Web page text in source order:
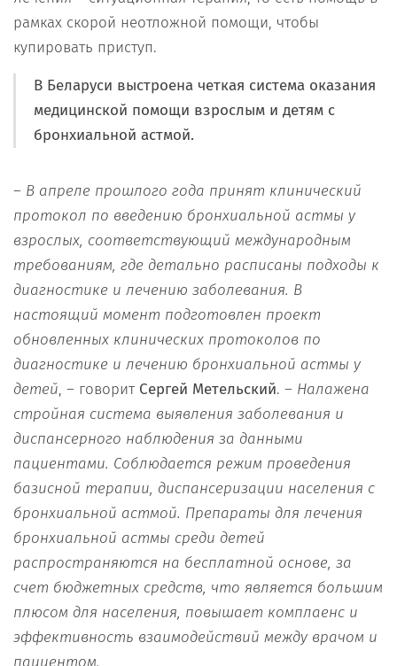
рамках скорой неотложной помощи, чтобы
купировать приступ.
В Беларуси выстроена четкая система оказания
медицинской помощи взрослым и детям с
бронхиальной астмой.
– В апреле прошлого года принят клинический
протокол по введению бронхиальной астмы у
взрослых, соответствующий международным
требованиям, где детально расписаны подходы к
диагностике и лечению заболевания. В
настоящий момент подготовлен проект
обновленных клинических протоколов по
диагностике и лечению бронхиальной астмы у
детей, – говоритСергей Метельский. – Налажена
стройная система выявления заболевания и
диспансерного наблюдения за данными
пациентами. Соблюдается режим проведения
базисной терапии, диспансеризации населения с
бронхиальной астмой. Препараты для лечения
бронхиальной астмы среди детей
распространяются на бесплатной основе, за
счет бюджетных средств, что является большим
плюсом для населения, повышает комплаенс и
эффективность взаимодействий между врачом и
пациентом.